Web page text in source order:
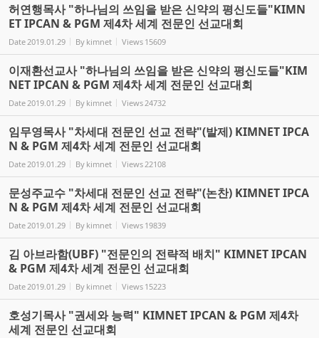
허연행목사 "하나님의 쓰임을 받은 신약의 평신도들"KIMN
ET IPCAN & PGM 제4차 세계 전문인 선교대회
Date 2019.01.29 By kimnet Views 15609
이재환선교사 "하나님의 쓰임을 받은 신약의 평신도들"KIM
NET IPCAN & PGM 제4차 세계 전문인 선교대회
Date 2019.01.29 By kimnet Views 24732
임무영목사 "차세대 전문인 선교 전략"(발제) KIMNET IPCA
N & PGM 제4차 세계 전문인 선교대회
Date 2019.01.29 By kimnet Views 22108
문성주교수 "차세대 전문인 선교 전략"(논찬) KIMNET IPCA
N & PGM 제4차 세계 전문인 선교대회
Date 2019.01.29 By kimnet Views 19839
김 아브라함(UBF) "전문인의 전략적 배치" KIMNET IPCAN
& PGM 제4차 세계 전문인 선교대회
Date 2019.01.29 By kimnet Views 15223
호성기목사 "권세와 능력" KIMNET IPCAN & PGM 제4차
세계 전문인 선교대회